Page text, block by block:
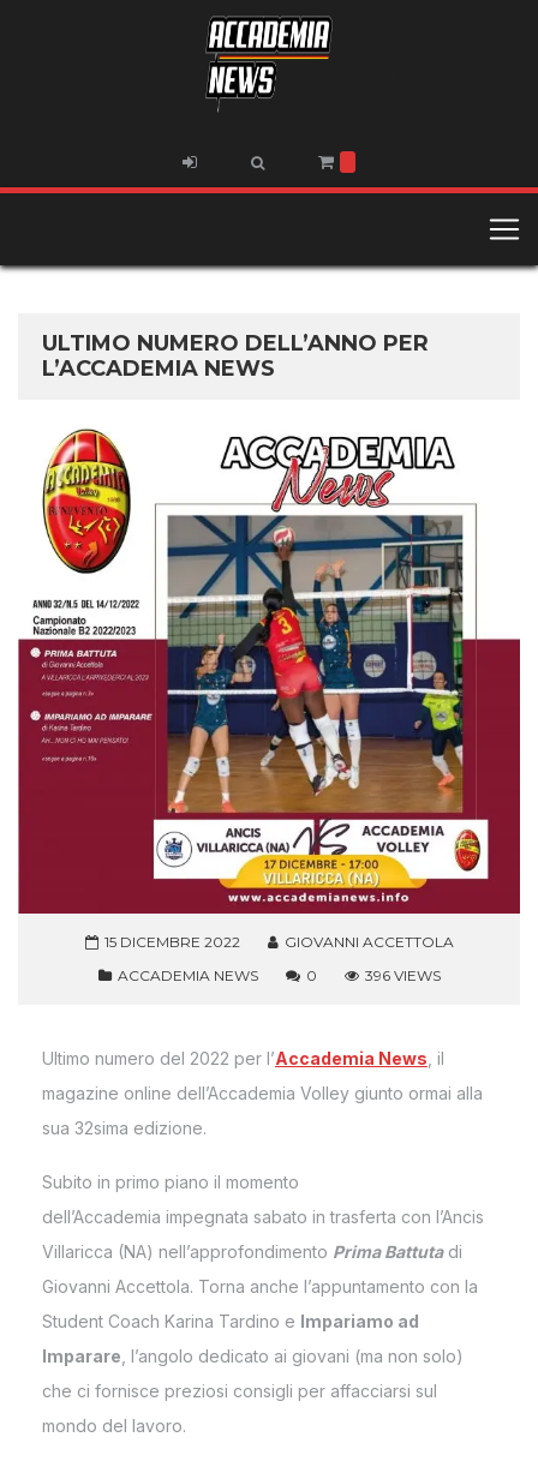
ULTIMO NUMERO DELL’ANNO PER
L’ACCADEMIA NEWS
15 DICEMBRE 2022
GIOVANNI ACCETTOLA
ACCADEMIA NEWS
0 396 VIEWS
Ultimo numero del 2022 per l’Accademia News , il
magazine online dell’Accademia Volley giunto ormai alla
sua 32sima edizione.
Subito in primo piano il momento
dell’Accademia impegnata sabato in trasferta con l’Ancis
Villaricca (NA) nell’approfondimento Prima Battutadi
Giovanni Accettola. Torna anche l’appuntamento con la
Student Coach Karina Tardino e Impariamo ad
Imparare , l’angolo dedicato ai giovani (ma non solo)
che ci fornisce preziosi consigli per affacciarsi sul
mondo del lavoro.